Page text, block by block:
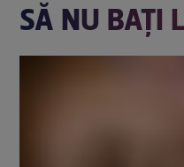
SĂ NU BAŢI